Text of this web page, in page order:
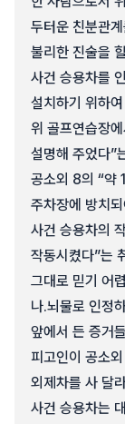
두터운 친분관
불리한 진술을
사건 승용차를
설치하기 위하
위 골프연습장
설명해 주었다”
공소외 8의 “약
주차장에 방치
사건 승용차의
작동시켰다”는
그대로 믿기 어
나.뇌물로 인정
앞에서 든 증거
피고인이 공소
외제차를 사 달
사건 승용차는